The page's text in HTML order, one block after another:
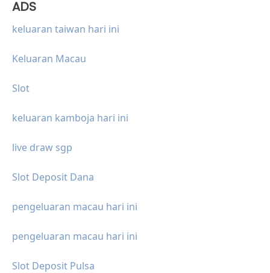
ADS
keluaran taiwan hari ini
Keluaran Macau
Slot
keluaran kamboja hari ini
live draw sgp
Slot Deposit Dana
pengeluaran macau hari ini
pengeluaran macau hari ini
Slot Deposit Pulsa